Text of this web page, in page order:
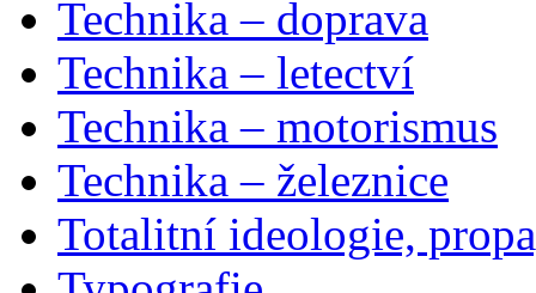
Technika – doprava
Technika – letectví
Technika – motorismus
Technika – železnice
Totalitní ideologie,